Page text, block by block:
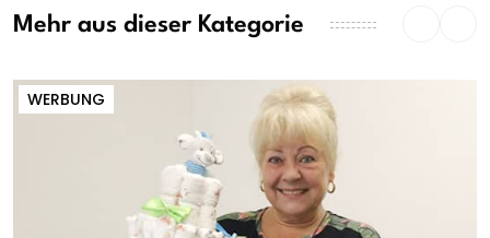
Mehr aus dieser Kategorie
WERBUNG